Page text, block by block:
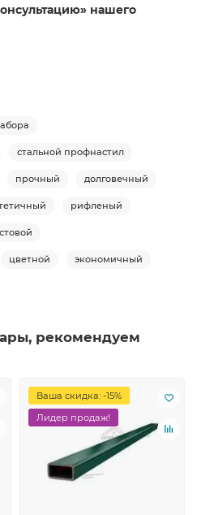
нашего
стальной профнастил
прочный долговечный
рифленый
цветной экономичный
рекомендуем
Ваша скидка: -15%
Лидер продаж!